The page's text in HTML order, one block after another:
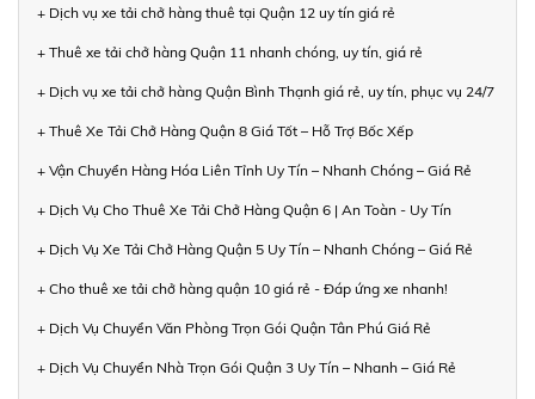
+ Dịch vụ xe tải chở hàng thuê tại Quận 12 uy tín giá rẻ
+ Thuê xe tải chở hàng Quận 11 nhanh chóng, uy tín, giá rẻ
+ Dịch vụ xe tải chở hàng Quận Bình Thạnh giá rẻ, uy tín, phục vụ 24/7
+ Thuê Xe Tải Chở Hàng Quận 8 Giá Tốt – Hỗ Trợ Bốc Xếp
+ Vận Chuyển Hàng Hóa Liên Tỉnh Uy Tín – Nhanh Chóng – Giá Rẻ
+ Dịch Vụ Cho Thuê Xe Tải Chở Hàng Quận 6 | An Toàn - Uy Tín
+ Dịch Vụ Xe Tải Chở Hàng Quận 5 Uy Tín – Nhanh Chóng – Giá Rẻ
+ Cho thuê xe tải chở hàng quận 10 giá rẻ - Đáp ứng xe nhanh!
+ Dịch Vụ Chuyển Văn Phòng Trọn Gói Quận Tân Phú Giá Rẻ
+ Dịch Vụ Chuyển Nhà Trọn Gói Quận 3 Uy Tín – Nhanh – Giá Rẻ